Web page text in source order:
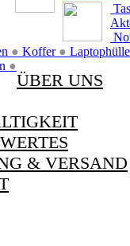
● Koffer ●
●
ÜBER UNS
& VERSAND